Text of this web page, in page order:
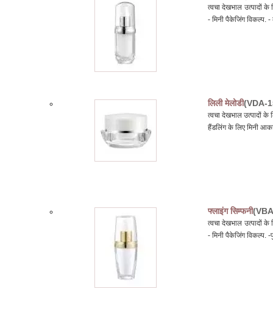
त्वचा देखभाल उत्पादों
- मिनी पैकेजिंग विकल्प.
लिली मेलोडी(VDA-
त्वचा देखभाल उत्पादों
हैंडलिंग के लिए मिनी
फ्लाइंग सिम्फनी
त्वचा देखभाल उत्पादों
- मिनी पैकेजिंग विकल्प. -